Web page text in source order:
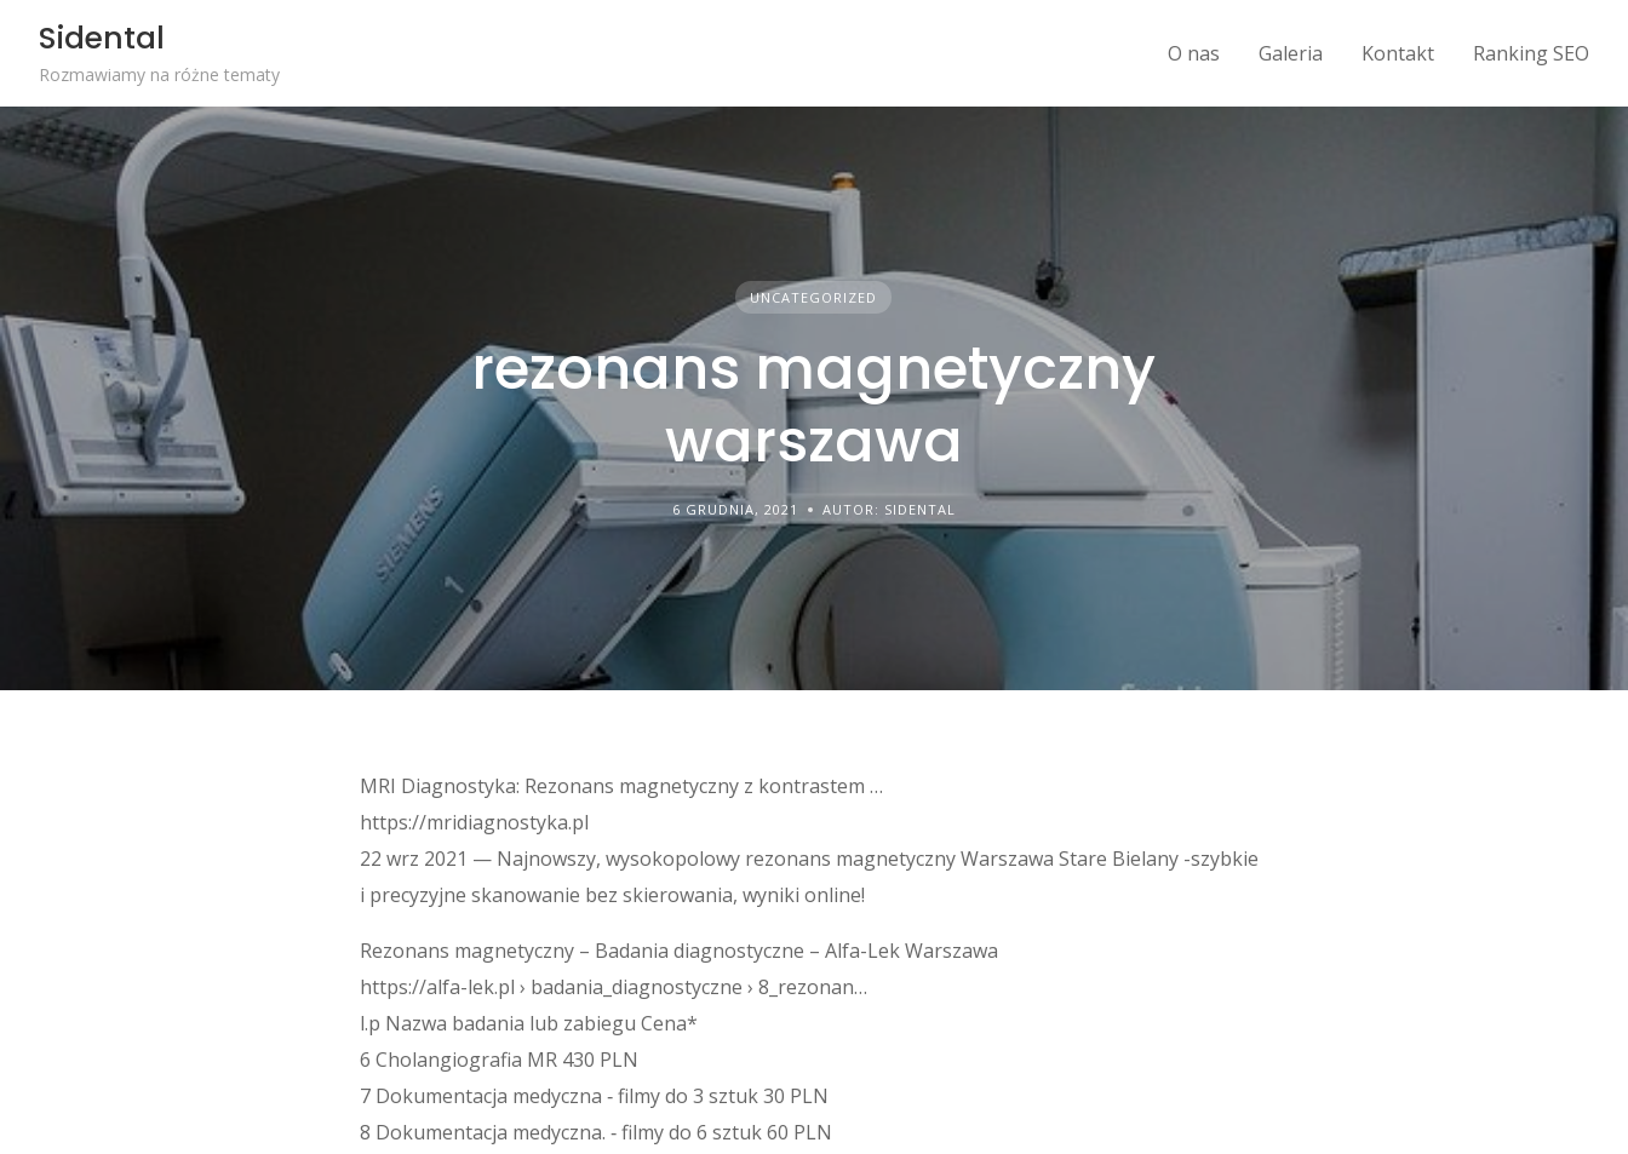
content
Sidental
Rozmawiamy na różne tematy
O nas Galeria Kontakt Ranking SEO
UNCATEGORIZED
rezonans magnetyczny
warszawa
6 GRUDNIA, 2021 AUTOR: SIDENTAL
MRI Diagnostyka: Rezonans magnetyczny z kontrastem …
https://mridiagnostyka.pl
22 wrz 2021 — Najnowszy, wysokopolowy rezonans magnetyczny Warszawa Stare Bielany -szybkie
i precyzyjne skanowanie bez skierowania, wyniki online!
Rezonans magnetyczny – Badania diagnostyczne – Alfa-Lek Warszawa
https://alfa-lek.pl › badania_diagnostyczne › 8_rezonan…
l.p Nazwa badania lub zabiegu Cena*
6 Cholangiografia MR 430 PLN
7 Dokumentacja medyczna ‑ filmy do 3 sztuk 30 PLN
8 Dokumentacja medyczna. ‑ filmy do 6 sztuk 60 PLN